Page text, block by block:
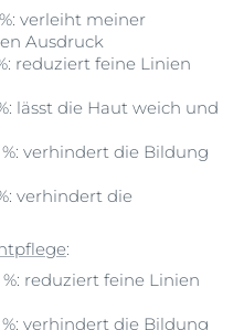
verleiht meiner
Ausdruck
reduziert feine Linien
lässt die Haut weich und
%: verhindert die Bildung
verhindert die
:
%: reduziert feine Linien
%: verhindert die Bildung